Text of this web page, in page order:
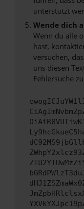
unterstützt
Wende dich
Wenn du alle
hast,
versuchen,
uns diesen
Fehlersuche